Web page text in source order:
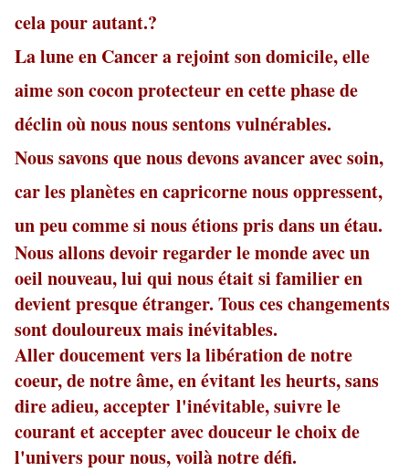
cela pour autant.?
La lune en Cancer a rejoint son domicile, elle
aime son cocon protecteur en cette phase de
déclin où nous nous sentons vulnérables.
Nous savons que nous devons avancer avec soin,
car les planètes en capricorne nous oppressent,
un peu comme si nous étions pris dans un étau.
Nous allons devoir regarder le monde avec un
oeil nouveau, lui qui nous était si familier en
devient presque étranger. Tous ces changements
sont douloureux mais inévitables.
Aller doucement vers la libération de notre
coeur, de notre âme, en évitant les heurts, sans
dire adieu, accepter l'inévitable, suivre le
courant et accepter avec douceur le choix de
l'univers pour nous, voilà notre défi.